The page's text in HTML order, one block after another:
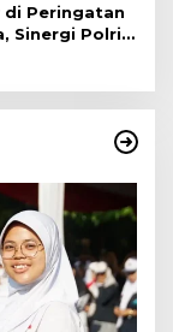
Peringatan
Sinergi Polri
Menjaga